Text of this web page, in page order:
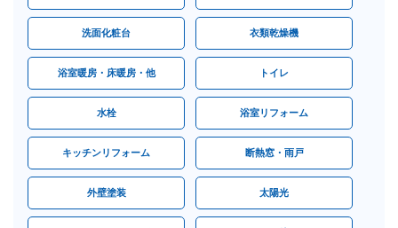
洗面化粧台 衣類乾燥機
浴室暖房・床暖房・他 トイレ
水栓 浴室リフォーム
キッチンリフォーム 断熱窓・雨戸
外壁塗装 太陽光